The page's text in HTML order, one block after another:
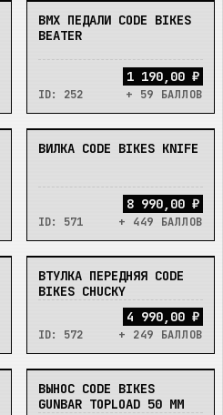
НЕТ
BMX ПЕДАЛИ CODE BIKES
BEATER
ID: 252
1 190,00 ₽
+ 59 БАЛЛОВ
НЕТ
ВИЛКА CODE BIKES KNIFE
ID: 571
8 990,00 ₽
+ 449 БАЛЛОВ
НЕТ
ВТУЛКА ПЕРЕДНЯЯ CODE
BIKES CHUCKY
ID: 572
4 990,00 ₽
+ 249 БАЛЛОВ
НЕТ
ВЫНОС CODE BIKES
GUNBAR TOPLOAD 50 ММ